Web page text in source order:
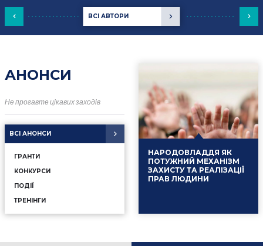
ВСІ АВТОРИ
АНОНСИ
Не прогавте цікавих заходів
ВСІ АНОНСИ
ГРАНТИ
КОНКУРСИ
ПОДІЇ
ТРЕНІНГИ
НАРОДОВЛАДДЯ ЯК
ПОТУЖНИЙ МЕХАНІЗМ
ЗАХИСТУ ТА РЕАЛІЗАЦІЇ
ПРАВ ЛЮДИНИ